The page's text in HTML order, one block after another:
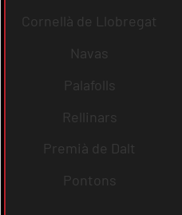
Cornellà de Llobregat
Navas
Palafolls
Rellinars
Premià de Dalt
Pontons